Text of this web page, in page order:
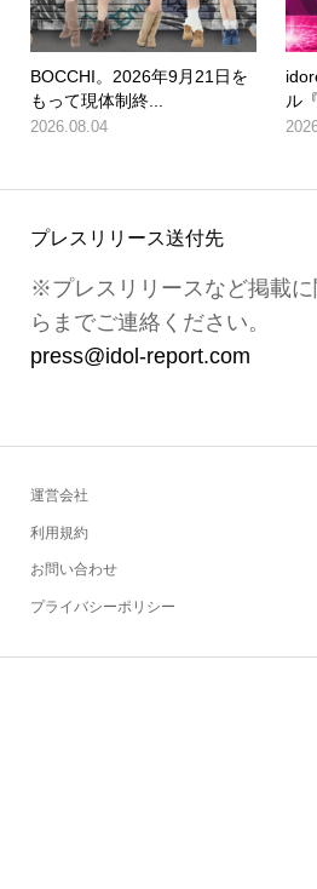
BOCCHI。2026年9月21日を
もって現体制終...
2026.08.04
ル
プレスリリース送付先
※プレスリリースなど掲載
らまでご連絡ください。
press@idol-report.com
運営会社
利用規約
お問い合わせ
プライバシーポリシー